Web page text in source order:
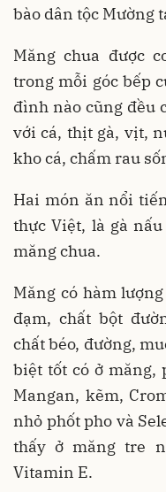
bào dân tộc Mường
Măng chua được
trong mỗi góc bếp
đình nào cũng đều
với cá, thịt gà, vịt,
kho cá, chấm rau
Hai món ăn nổi
thực Việt, là gà
măng chua.
Măng có hàm
đạm, chất bột
chất béo, đường,
biệt tốt có ở măng,
Mangan, kẽm,
nhỏ phốt pho và
thấy ở măng tre
Vitamin E.